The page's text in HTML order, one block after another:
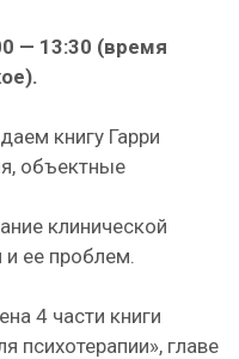
— 13:30 (время
книгу Гарри
объектные
клинической
ее проблем.
4 части книги
психотерапии», главе